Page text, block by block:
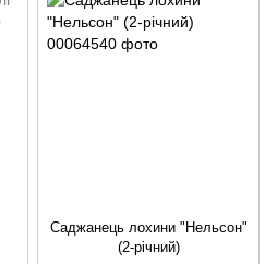
Саджанець лохини "Нельсон"
(2-річний)